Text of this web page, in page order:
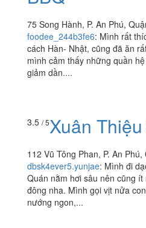
4.0/ 5Yakiniku En
BBQ
75 Song Hành, P. An Phú,
giảm dần....
3.5/ 5Xuân
112 Vũ Tông Phan, P. An Phú,